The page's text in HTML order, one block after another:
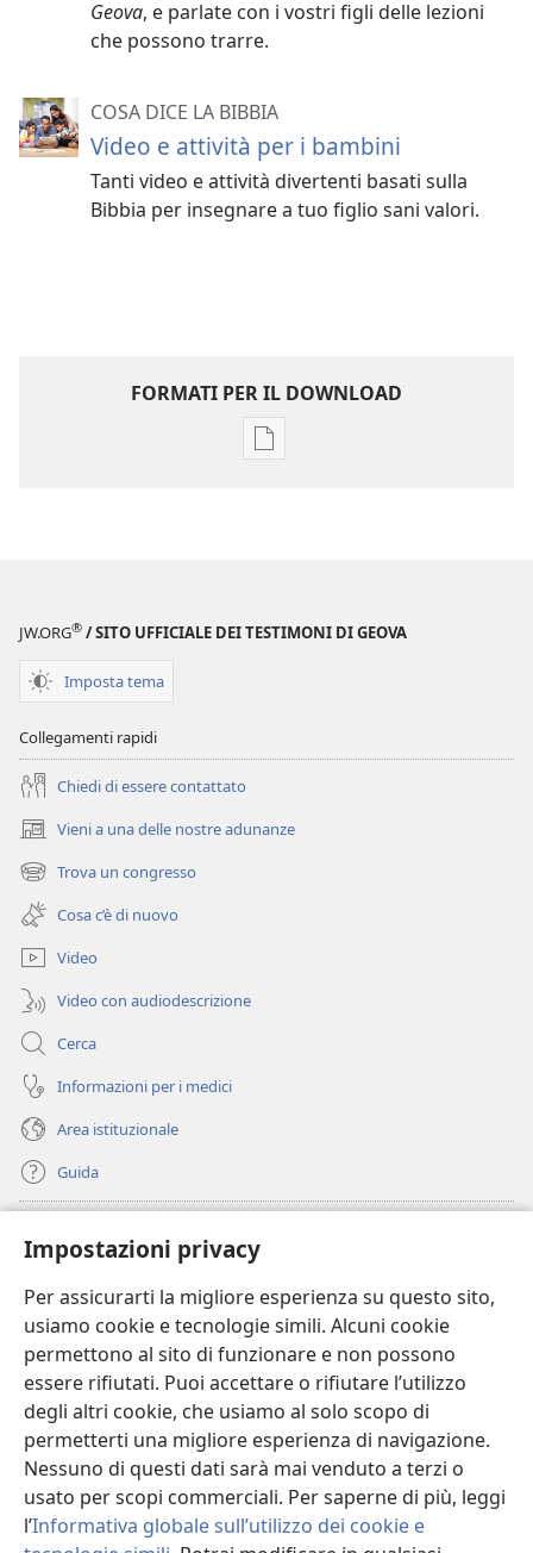
Impostazioni privacy
Per assicurarti la migliore esperienza su questo sito,
usiamo cookie e tecnologie simili. Alcuni cookie
permettono al sito di funzionare e non possono
essere rifiutati. Puoi accettare o rifiutare l’utilizzo
degli altri cookie, che usiamo al solo scopo di
permetterti una migliore esperienza di navigazione.
Nessuno di questi dati sarà mai venduto a terzi o
usato per scopi commerciali. Per saperne di più, leggi
l’Informativa globale sull’utilizzo dei cookie e
Geova, e parlate con i vostri figli delle lezioni
che possono trarre.
COSA DICE LA BIBBIA
Video e attività per i bambini
Tanti video e attività divertenti basati sulla
Bibbia per insegnare a tuo figlio sani valori.
FORMATI PER IL DOWNLOAD
Opzioni
Diventa
Attività
JW.ORG® / SITO UFFICIALE DEI TESTIMONI DI GEOVA
Imposta tema
Collegamenti rapidi
Chiedi di essere contattato
Vieni a una delle nostre adunanze
(apre
una
nuova
finestra)
Trova un congresso
(apre
una
nuova
finestra)
Cosa c’è di nuovo
Video
Video con audiodescrizione
Cerca
Informazioni per i medici
Area istituzionale
Guida
(apre
una
nuova
finestra)
BIBLIOTECA ONLINE Watchtower
(apre
una
nuova
finestra)
JW Hub
(apre
una
nuova
finestra)
JW Library
Watchtower Library®